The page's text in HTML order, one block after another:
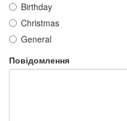
Birthday
Christmas
General
Повідомлення